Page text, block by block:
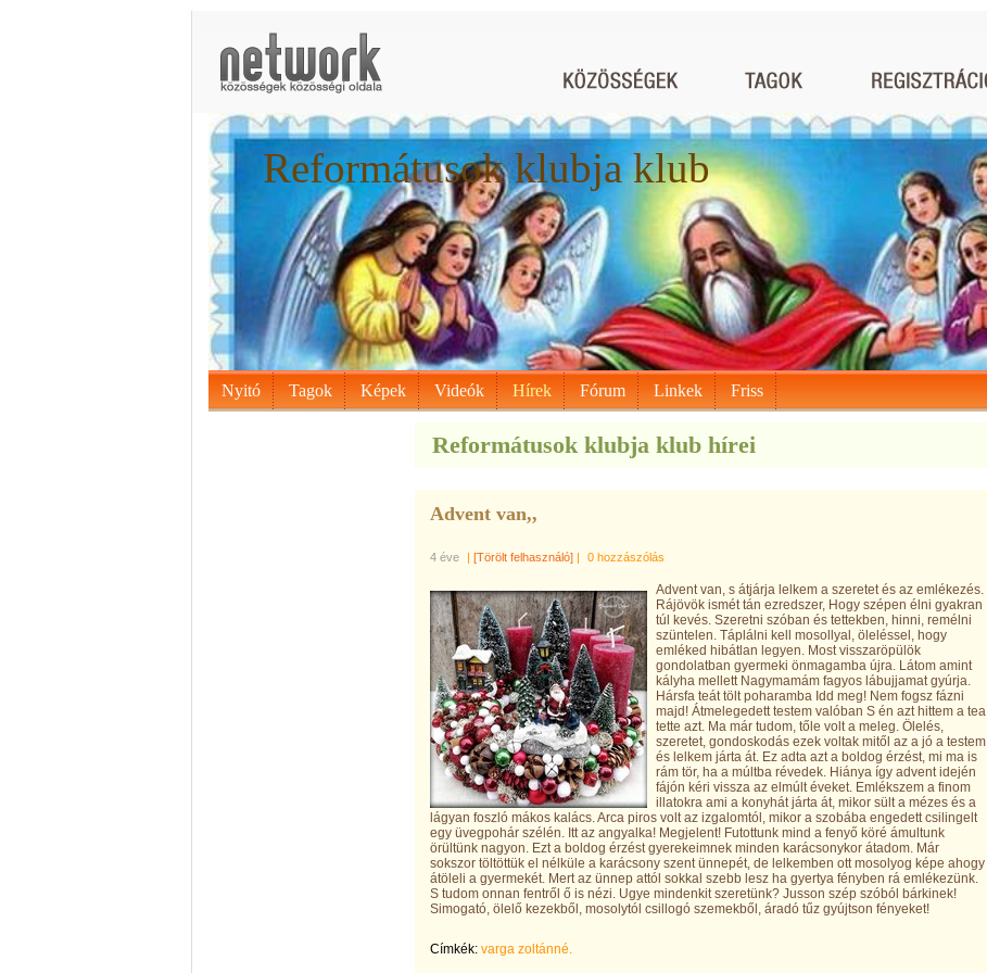
Reformátusok klubja klub
Nyitó Tagok Képek Videók Hírek Fórum Linkek Friss
Reformátusok klubja klub hírei
Advent van,,
4 éve | [Törölt felhasználó] | 0 hozzászólás
Advent van, s átjárja lelkem a szeretet és az emlékezés.
Rájövök ismét tán ezredszer, Hogy szépen élni gyakran
túl kevés. Szeretni szóban és tettekben, hinni, remélni
szüntelen. Táplálni kell mosollyal, öleléssel, hogy
emléked hibátlan legyen. Most visszaröpülök
gondolatban gyermeki önmagamba újra. Látom amint
kályha mellett Nagymamám fagyos lábujjamat gyúrja.
Hársfa teát tölt poharamba Idd meg! Nem fogsz fázni
majd! Átmelegedett testem valóban S én azt hittem a tea
tette azt. Ma már tudom, tőle volt a meleg. Ölelés,
szeretet, gondoskodás ezek voltak mitől az a jó a testem
és lelkem járta át. Ez adta azt a boldog érzést, mi ma is
rám tör, ha a múltba révedek. Hiánya így advent idején
fájón kéri vissza az elmúlt éveket. Emlékszem a finom
illatokra ami a konyhát járta át, mikor sült a mézes és a
lágyan foszló mákos kalács. Arca piros volt az izgalomtól, mikor a szobába engedett csilingelt
egy üvegpohár szélén. Itt az angyalka! Megjelent! Futottunk mind a fenyő köré ámultunk
örültünk nagyon. Ezt a boldog érzést gyerekeimnek minden karácsonykor átadom. Már
sokszor töltöttük el nélküle a karácsony szent ünnepét, de lelkemben ott mosolyog képe ahogy
átöleli a gyermekét. Mert az ünnep attól sokkal szebb lesz ha gyertya fényben rá emlékezünk.
S tudom onnan fentről ő is nézi. Ugye mindenkit szeretünk? Jusson szép szóból bárkinek!
Simogató, ölelő kezekből, mosolytól csillogó szemekből, áradó tűz gyújtson fényeket!
Címkék: varga zoltánné.